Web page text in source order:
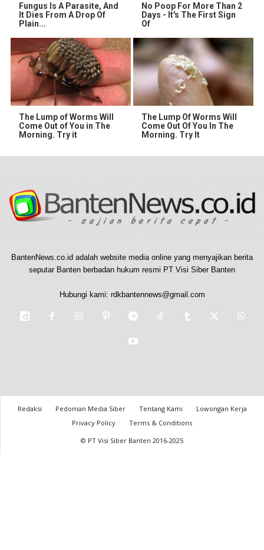
Fungus Is A Parasite, And
It Dies From A Drop Of
Plain...
No Poop For More Than 2
Days - It's The First Sign
Of
The Lump of Worms Will
Come Out of You in The
Morning. Try it
The Lump Of Worms Will
Come Out Of You In The
Morning. Try It
BantenNews.co.id adalah website media online yang menyajikan berita
seputar Banten berbadan hukum resmi PT Visi Siber Banten
Hubungi kami: rdkbantennews@gmail.com
Redaksi Pedoman Media Siber Tentang Kami
Lowongan Kerja
Privacy Policy
Terms & Conditions
© PT Visi Siber Banten 2016-2025